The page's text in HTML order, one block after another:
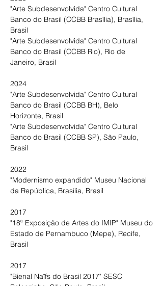
de Arte, Porto Alegre, Brasil
1978
“Individual de José Cláudio” Artespaço
Galeria de Arte, Recife, Brasil
“Individual de José Cláudio” Gatsby Arte,
Recife, Brasil
“Individual de José Cláudio” Renato
Magalhães Gouvêa - Escritório de Arte,
São Paulo, Brasil
“Individual de José Cláudio” Artespaço
Galeria de Arte, Recife, Brasil
Roesler, São Paulo, Brasil
1975
Magalhães Gouvêa - Escritório de Arte,
São Paulo, Brasil
1970
Detalhe, Recife, Brasil
"Arte Subdesenvolvida" Centro Cultural
Banco do Brasil (CCBB Brasília), Brasília,
Brasil
"Arte Subdesenvolvida" Centro Cultural
Banco do Brasil (CCBB Rio), Rio de
Janeiro, Brasil
2024
"Arte Subdesenvolvida" Centro Cultural
Banco do Brasil (CCBB BH), Belo
Horizonte, Brasil
"Arte Subdesenvolvida" Centro Cultural
Banco do Brasil (CCBB SP), São Paulo,
Brasil
2022
"Modernismo expandido" Museu Nacional
da República, Brasília, Brasil
2017
"18ª Exposição de Artes do IMIP" Museu do
Estado de Pernambuco (Mepe), Recife,
Brasil
2017
"Bienal Naïfs do Brasil 2017" SESC